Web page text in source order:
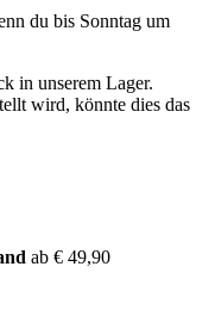
du bis Sonntag um
in unserem Lager.
wird, könnte dies das
ab € 49,90